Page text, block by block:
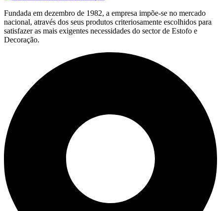
Fundada em dezembro de 1982, a empresa impõe-se no mercado
nacional, através dos seus produtos criteriosamente escolhidos para
satisfazer as mais exigentes necessidades do sector de Estofo e
Decoração.